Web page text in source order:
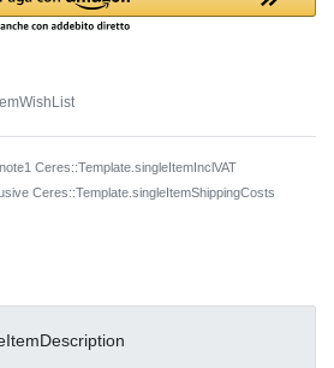
Ceres::Template.singleItemInclVAT
Ceres::Template.singleItemShippingCosts